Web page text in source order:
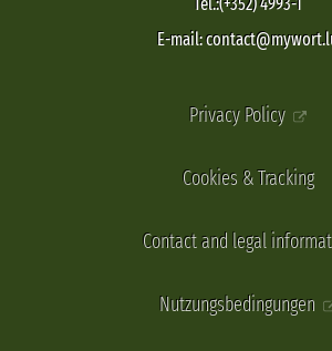
E-mail:
Privacy Policy
Cookies & Tracking
Contact and legal
Nutzungsbedingungen